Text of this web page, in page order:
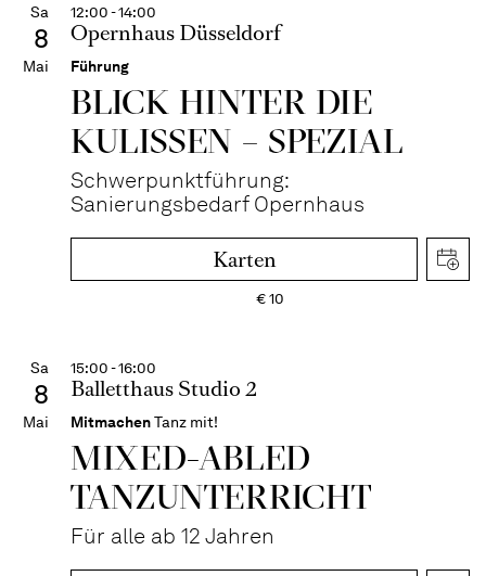
Sa
8
Mai
12:00 - 14:00
Opernhaus Düsseldorf
Führung
BLICK HINTER DIE
KULISSEN – SPEZIAL
Schwerpunktführung:
Sanierungsbedarf Opernhaus
Karten
€10
Sa
8
Mai
15:00 - 16:00
Balletthaus Studio 2
MitmachenTanz mit!
MIXED-­ABLED
TANZ­UNTER­RICHT
Für alle ab 12 Jahren